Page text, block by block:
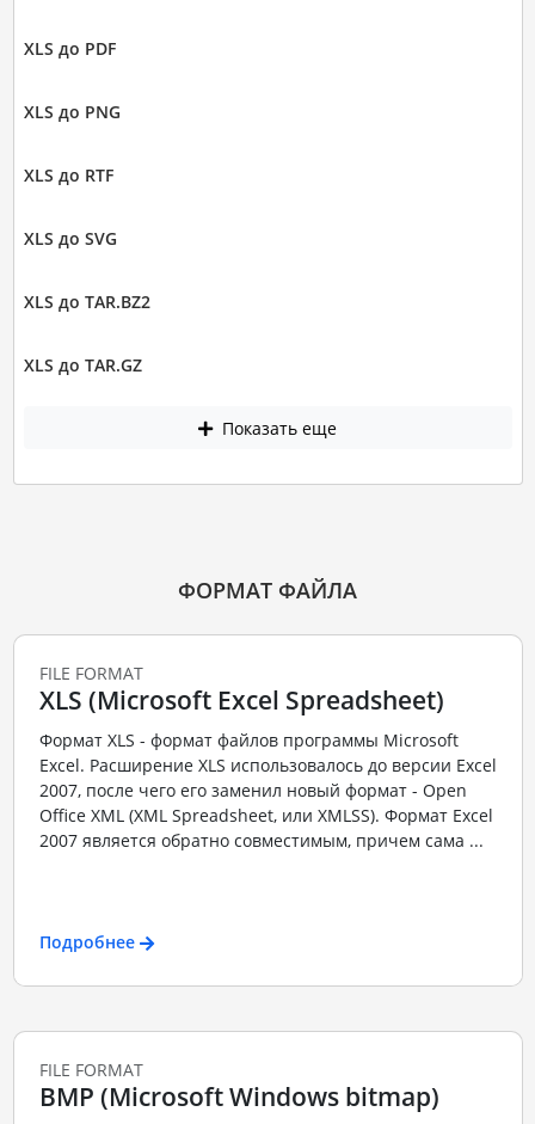
XLS до PDF
XLS до PNG
XLS до RTF
XLS до SVG
XLS до TAR.BZ2
XLS до TAR.GZ
Показать еще
ФОРМАТ ФАЙЛА
FILE FORMAT
XLS (Microsoft Excel Spreadsheet)
Формат XLS - формат файлов программы Microsoft
Excel. Расширение XLS использовалось до версии Excel
2007, после чего его заменил новый формат - Open
Office XML (XML Spreadsheet, или XMLSS). Формат Excel
2007 является обратно совместимым, причем сама ...
Подробнее
FILE FORMAT
BMP (Microsoft Windows bitmap)